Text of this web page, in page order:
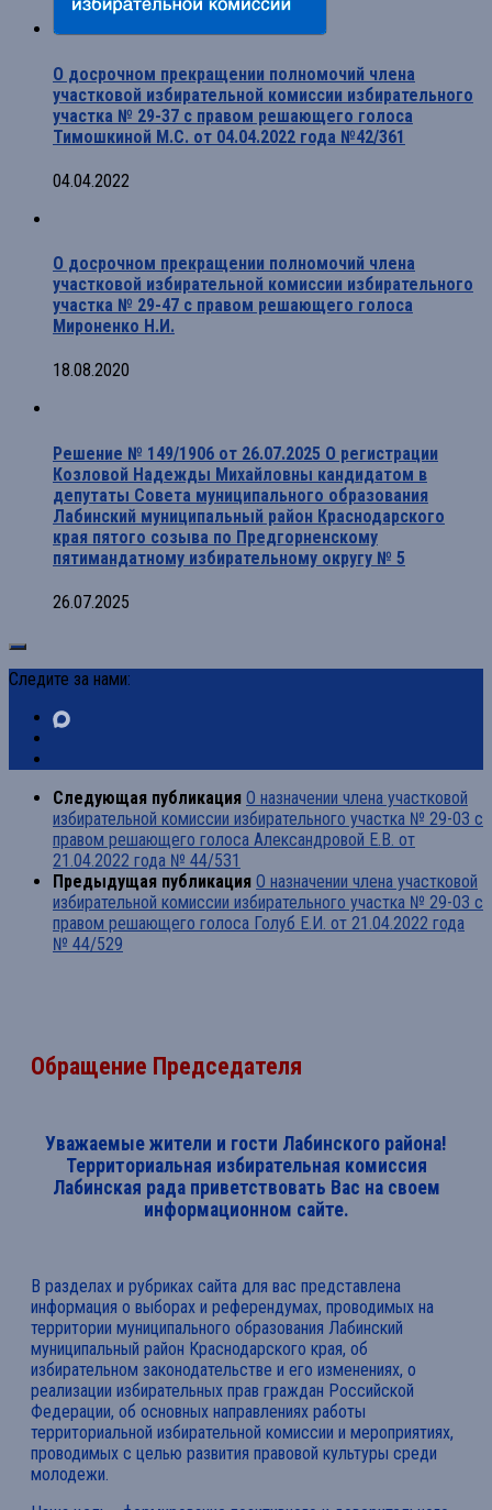
О досрочном прекращении полномочий члена
участковой избирательной комиссии избирательного
участка № 29-37 с правом решающего голоса
Тимошкиной М.С. от 04.04.2022 года №42/361
04.04.2022
О досрочном прекращении полномочий члена
участковой избирательной комиссии избирательного
участка № 29-47 с правом решающего голоса
Мироненко Н.И.
18.08.2020
Решение № 149/1906 от 26.07.2025 О регистрации
Козловой Надежды Михайловны кандидатом в
депутаты Совета муниципального образования
Лабинский муниципальный район Краснодарского
края пятого созыва по Предгорненскому
пятимандатному избирательному округу № 5
26.07.2025
Следите за нами:
Следующая публикация О назначении члена участковой
избирательной комиссии избирательного участка № 29-03 с
правом решающего голоса Александровой Е.В. от
21.04.2022 года № 44/531
Предыдущая публикация О назначении члена участковой
избирательной комиссии избирательного участка № 29-03 с
правом решающего голоса Голуб Е.И. от 21.04.2022 года
№ 44/529
Обращение Председателя
Уважаемые жители и гости Лабинского района!
Территориальная избирательная комиссия
Лабинская рада приветствовать Вас на своем
информационном сайте.
В разделах и рубриках сайта для вас представлена
информация о выборах и референдумах, проводимых на
территории муниципального образования Лабинский
муниципальный район Краснодарского края, об
избирательном законодательстве и его изменениях, о
реализации избирательных прав граждан Российской
Федерации, об основных направлениях работы
территориальной избирательной комиссии и мероприятиях,
проводимых с целью развития правовой культуры среди
молодежи.